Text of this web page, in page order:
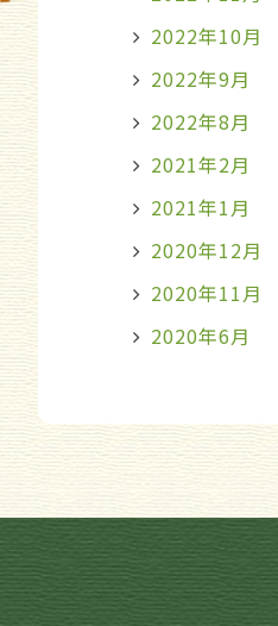
2022年10月
2022年9月
2022年8月
2021年2月
2021年1月
2020年12月
2020年11月
2020年6月